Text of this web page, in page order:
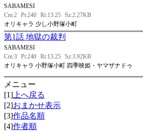
SABAMESI
Cm:2 Pt:240 Rt:13.25 Sz:2.27KB
オリキャラ 少し小野塚小町
第1話 地獄の裁判
SABAMESI
Cm:3 Pt:240 Rt:13.25 Sz:3.92KB
オリキャラ 小野塚小町 四季映姫・ヤマザナドゥ
メニュー
[1] 上へ戻る
[2]おまかせ表示
[3]作品名順
[4]作者順